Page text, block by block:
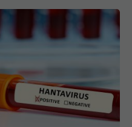
caz de hantavirus
transmite de la om la